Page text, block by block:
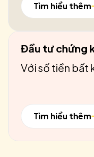
Tìm hiểu thêm
Đầu tư chứng
Với số tiền bất
Tìm hiểu thêm